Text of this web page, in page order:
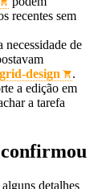
recentes sem
necessidade de
grid‑design
.
a edição em
a tarefa
detalhes